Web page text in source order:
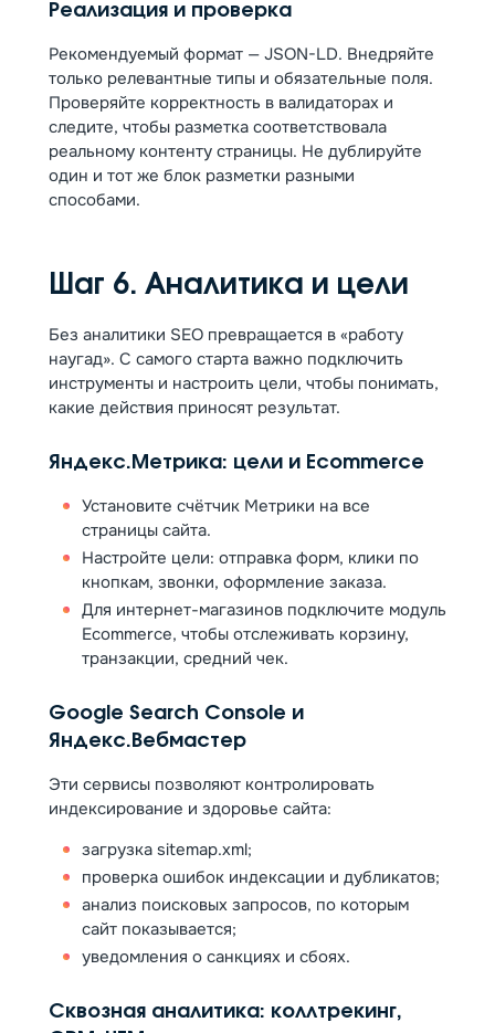
Реализация и проверка
Рекомендуемый формат — JSON-LD. Внедряйте
только релевантные типы и обязательные поля.
Проверяйте корректность в валидаторах и
следите, чтобы разметка соответствовала
реальному контенту страницы. Не дублируйте
один и тот же блок разметки разными
способами.
Шаг 6. Аналитика и цели
Без аналитики SEO превращается в «работу
наугад». С самого старта важно подключить
инструменты и настроить цели, чтобы понимать,
какие действия приносят результат.
Яндекс.Метрика: цели и Ecommerce
Установите счётчик Метрики на все
страницы сайта.
Настройте цели: отправка форм, клики по
кнопкам, звонки, оформление заказа.
Для интернет-магазинов подключите модуль
Ecommerce, чтобы отслеживать корзину,
транзакции, средний чек.
Google Search Console и
Яндекс.Вебмастер
Эти сервисы позволяют контролировать
индексирование и здоровье сайта:
загрузка sitemap.xml;
проверка ошибок индексации и дубликатов;
анализ поисковых запросов, по которым
сайт показывается;
уведомления о санкциях и сбоях.
Сквозная аналитика: коллтрекинг,